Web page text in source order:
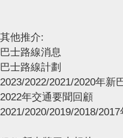
其他推介:
巴士路線消息
巴士路線計劃
2023/2022/2021/2020年新
2022年交通要聞回顧
2021/2020/2019/2018/